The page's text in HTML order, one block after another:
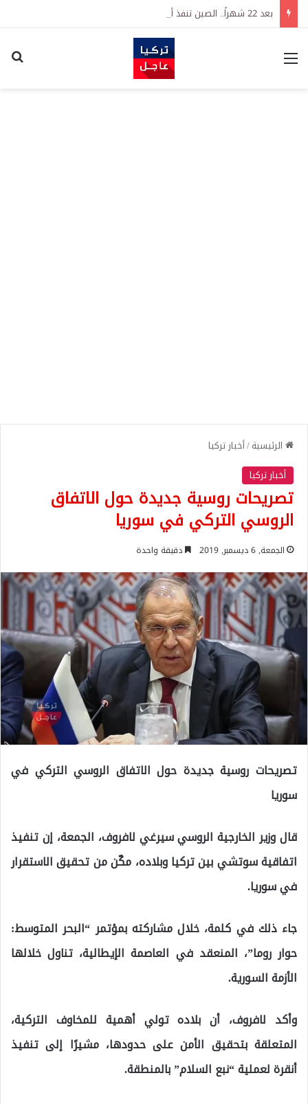
القائمة
الرئيسية/أخبار تركيا
أخبار تركيا
تصريحات روسية جديدة حول الاتفاق
الروسي التركي في سوريا
الجمعة, 6 ديسمبر, 2019 دقيقة واحدة
تصريحات روسية جديدة حول الاتفاق الروسي التركي في
سوريا
قال وزير الخارجية الروسي سيرغي لافروف، الجمعة، إن تنفيذ
اتفاقية سوتشي بين تركيا وبلاده، مكّن من تحقيق الاستقرار
في سوريا.
جاء ذلك في كلمة، خلال مشاركته بمؤتمر “البحر المتوسط:
حوار روما”، المنعقد في العاصمة الإيطالية، تناول خلالها
الأزمة السورية.
وأكد لافروف، أن بلاده تولي أهمية للمخاوف التركية،
المتعلقة بتحقيق الأمن على حدودها، مشيرًا إلى تنفيذ
أنقرة لعملية “نبع السلام” بالمنطقة.